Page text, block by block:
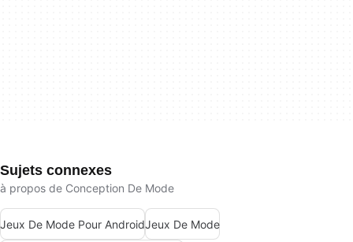
Sujets connexes
à propos de Conception De Mode
Jeux De Mode Pour AndroidJeux De Mode